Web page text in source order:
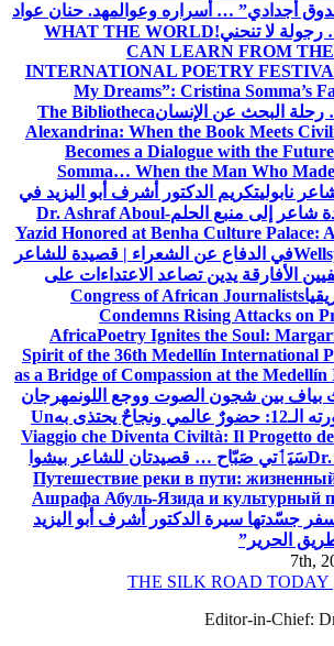
أجدادي” … أسراره وعوالمهد. حنان عواد
لا تنحني!WHAT THE WORLD
CAN LEARN FROM
INTERNATIONAL POETRY
My Dreams”: Cristina Somma’s
رحلة البحث عن الإنسانThe Bibliotheca
Alexandrina: When the Book Meets
Becomes a Dialogue with the Future
Somma… When the Man Who
نابوليتكريم الدكتور أشرف أبو اليزيد في
شاعر إلى منبع الحلمDr. Ashraf Aboul-
Yazid Honored at Benha Culture Palace:
في الدفاع عن الشعراء | قصيدة للشاعر
الأفارقة يدين تصاعد الاعتداءات على
Congress of African Journalists
Condemns Rising Attacks on
AfricaPoetry Ignites the Soul:
Spirit of the 36th Medellín International
as a Bridge of Compassion at the
بياف بين شجون الصوت ووجع اللونمهرجان
يحتذى به
Un
Viaggio che Diventa Civiltà: Il Progetto
Dr.سَيَٲتي صَبّاح … قصيدتان للشاعر بيشوا
Путешествие реки в пути:
Ашрафа Абуль-Язида и культурный
جسّدتها سيرة الدكتور أشرف أبو اليزيد
الحرير”
Editor-in-Chief: